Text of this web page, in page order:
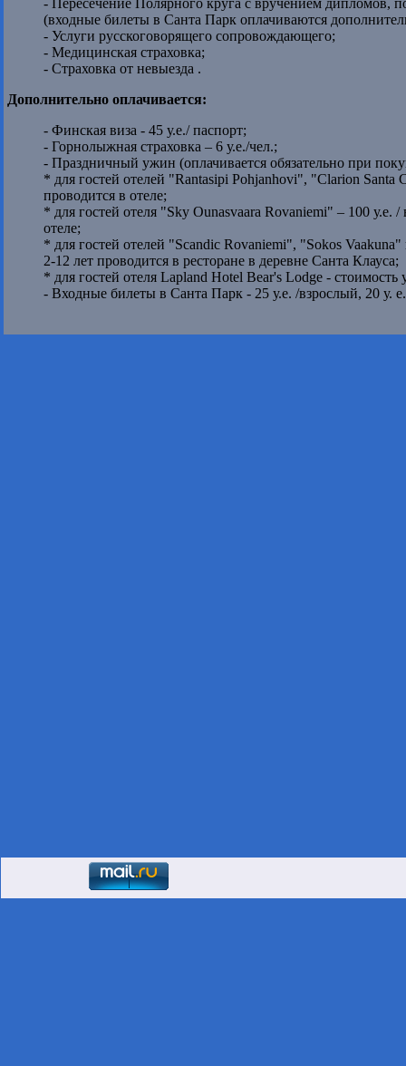
- Пересечение Полярного круга с вручением дипломов,
(входные билеты в Санта Парк оплачиваются
- Услуги русскоговорящего сопровождающего;
- Медицинская страховка;
- Страховка от невыезда .
Дополнительно оплачивается:
- Финская виза - 45 у.е./ паспорт;
- Горнолыжная страховка – 6 у.е./чел.;
- Праздничный ужин (оплачивается обязательно при
* для гостей отелей "Rantasipi Pohjanhovi", "Clarion Santa
проводится в отеле;
* для гостей отеля "Sky Ounasvaara Rovaniemi" – 100 у.е.
отеле;
* для гостей отелей "Scandic Rovaniemi", "Sokos
2-12 лет проводится в ресторане в деревне Санта Клауса;
* для гостей отеля Lapland Hotel Bear's Lodge - стоимость
- Входные билеты в Санта Парк - 25 у.е. /взрослый, 20 у.